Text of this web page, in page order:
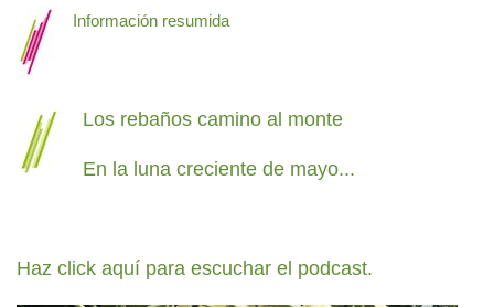
Información resumida
Los rebaños camino al monte
En la luna creciente de mayo...
Haz click aquí para escuchar el podcast.